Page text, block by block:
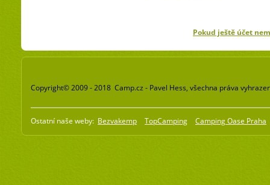
Pokud ještě účet
Copyright© 2009 - 2018 Camp.cz - Pavel Hess, všechna práva
Ostatní naše weby: Bezvakemp TopCamping Camping Oase Praha